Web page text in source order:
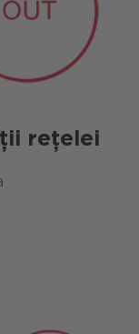
rețelei